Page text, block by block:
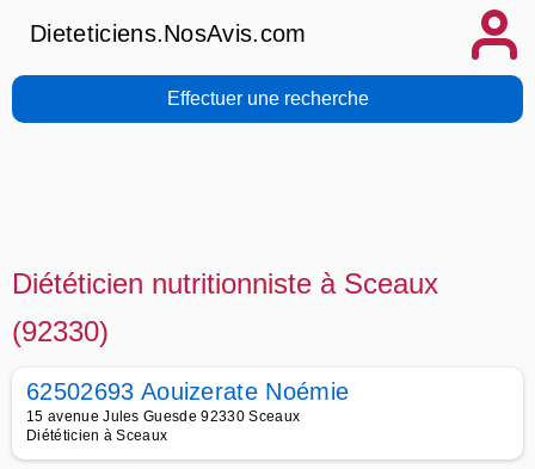
Dieteticiens.NosAvis.com
Effectuer une recherche
Diététicien nutritionniste à Sceaux
(92330)
62502693 Aouizerate Noémie
15 avenue Jules Guesde 92330 Sceaux
Diététicien à Sceaux